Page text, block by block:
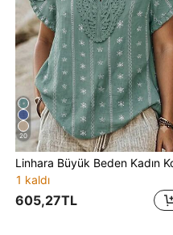
20
1 kaldı
605,27TL